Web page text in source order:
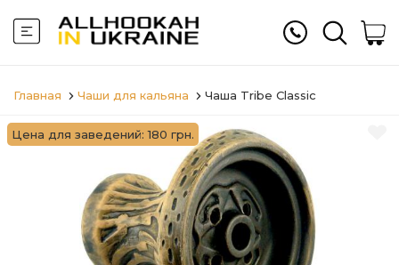
Главная Чаши для кальяна Чаша Tribe Classic
Цена для заведений: 180 грн.